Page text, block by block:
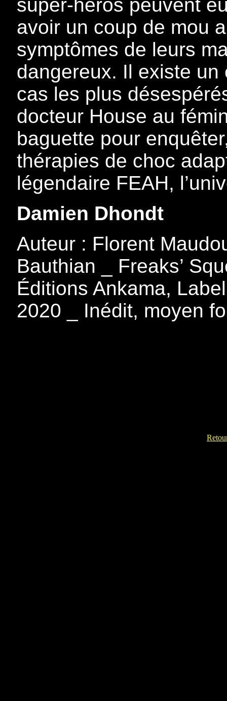
super-héros peuvent
avoir un coup de mou
symptômes de leurs
dangereux. Il existe
cas les plus
docteur House au
baguette pour
thérapies de choc
légendaire FEAH,
Damien Dhondt
Auteur : Florent
Bauthian _ Freaks’
Éditions Ankama,
2020 _ Inédit, moyen